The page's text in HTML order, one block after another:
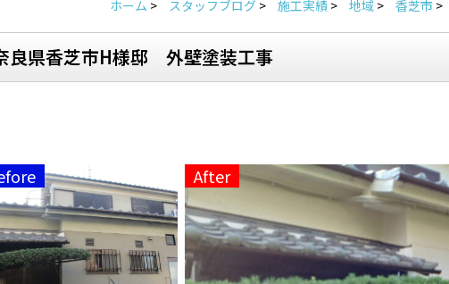
ホーム > スタッフブログ > 施工実績 > 地域 > 香芝市 >
良県香芝市H様邸 外壁塗装工事